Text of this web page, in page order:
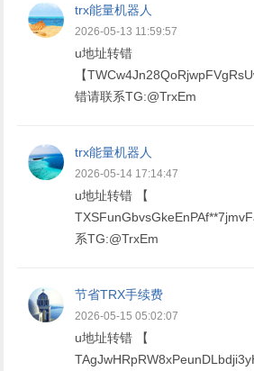
trx能量机器人
2026-05-13 11:59:57
u地址转错
【
错请联系TG:@TrxEm
trx能量机器人
2026-05-14 17:14:47
u地址转错 【
系TG:@TrxEm
节省TRX手续费
2026-05-15 05:02:07
u地址转错 【